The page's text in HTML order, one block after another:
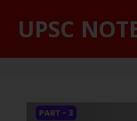
UPSC